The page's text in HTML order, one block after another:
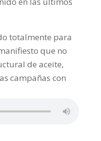
totalmente para
que no
de aceite,
campañas con